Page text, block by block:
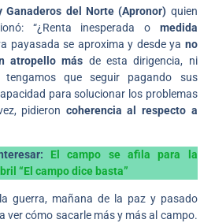
Ganaderos del Norte (Apronor) quien
“¿Renta inesperada o medida
payasada se aproxima y desde ya no
atropello más de esta dirigencia, ni
que seguir pagando sus
para solucionar los problemas
pidieron coherencia al respecto a
El campo se afila para la
“El campo dice basta”
guerra, mañana de la paz y pasado
ver cómo sacarle más y más al campo.